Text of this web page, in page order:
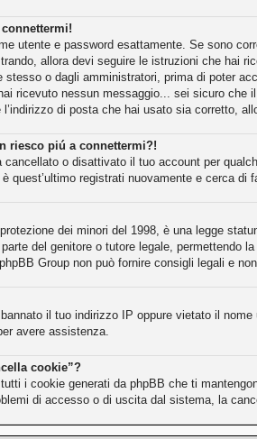
utente e password esattamente. Se sono
allora devi seguire le istruzioni che hai
stesso o dagli amministratori, prima di poter
ricevuto nessun messaggio... sei sicuro
di posta che hai usato sia corretto,
riesco piú a connettermi?!
o disattivato il tuo account per
quest’ultimo registrati nuovamente e cerca di
dei minori del 1998, è una legge
del genitore o tutore legale, permettendo
Group non può fornire consigli legali e
il tuo indirizzo IP oppure vietato il
avere assistenza.
cookie”?
tutti i cookie generati da phpBB che ti
di accesso o di uscita dal sistema, la